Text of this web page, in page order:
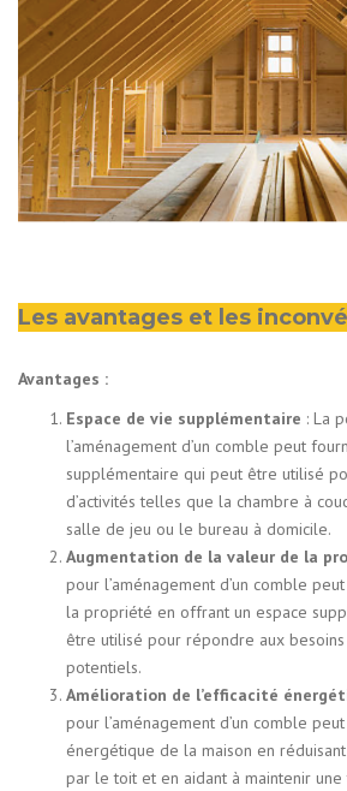
Les avantages et les
Avantages :
Espace de vie supplémentaire : La
l’aménagement d’un comble peut
supplémentaire qui peut être utilisé
d’activités telles que la chambre à
salle de jeu ou le bureau à domicile.
Augmentation de la valeur de la
pour l’aménagement d’un comble
la propriété en offrant un espace
être utilisé pour répondre aux
potentiels.
Amélioration de l’efficacité
pour l’aménagement d’un comble
énergétique de la maison en
par le toit et en aidant à maintenir